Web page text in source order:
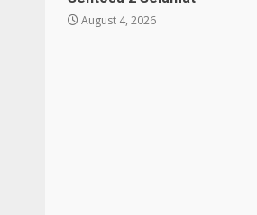
August 4, 2026